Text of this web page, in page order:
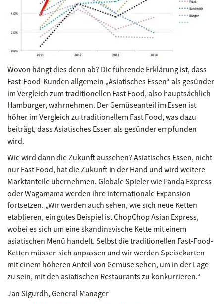
Wovon hängt dies denn ab? Die führende Erklärung ist, dass
Fast-Food-Kunden allgemein „Asiatisches Essen“ als gesünder
im Vergleich zum traditionellen Fast Food, also hauptsächlich
Hamburger, wahrnehmen. Der Gemüseanteil im Essen ist
höher im Vergleich zu traditionellem Fast Food, was dazu
beiträgt, dass Asiatisches Essen als gesünder empfunden
wird.
Wie wird dann die Zukunft aussehen? Asiatisches Essen, nicht
nur Fast Food, hat die Zukunft in der Hand und wird weitere
Marktanteile übernehmen. Globale Spieler wie Panda Express
oder Wagamama werden ihre internationale Expansion
fortsetzen. „Wir werden auch sehen, wie sich neue Ketten
etablieren, ein gutes Beispiel ist ChopChop Asian Express,
wobei es sich um eine skandinavische Kette mit einem
asiatischen Menü handelt. Selbst die traditionellen Fast-Food-
Ketten müssen sich anpassen und wir werden Speisekarten
mit einem höheren Anteil von Gemüse sehen, um in der Lage
zu sein, mit den asiatischen Restaurants zu konkurrieren.“
Jan Sigurdh, General Manager